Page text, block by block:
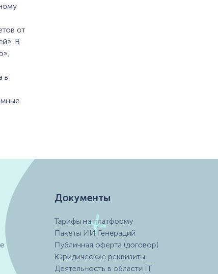
от
В
в
Документы
Тарифы на платформу
Пакеты ИИ Генераций
Публичная оферта (договор)
Юридические реквизиты
Деятельность в области IT